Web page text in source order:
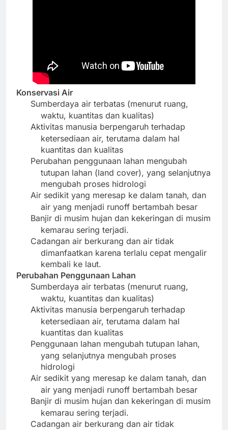
Konservasi Air
Sumberdaya air terbatas (menurut ruang,
waktu, kuantitas dan kualitas)
Aktivitas manusia berpengaruh terhadap
ketersediaan air, terutama dalam hal
kuantitas dan kualitas
Perubahan penggunaan lahan mengubah
tutupan lahan (land cover), yang selanjutnya
mengubah proses hidrologi
Air sedikit yang meresap ke dalam tanah, dan
air yang menjadi runoff bertambah besar
Banjir di musim hujan dan kekeringan di musim
kemarau sering terjadi.
Cadangan air berkurang dan air tidak
dimanfaatkan karena terlalu cepat mengalir
kembali ke laut.
Perubahan Penggunaan Lahan
Sumberdaya air terbatas (menurut ruang,
waktu, kuantitas dan kualitas)
Aktivitas manusia berpengaruh terhadap
ketersediaan air, terutama dalam hal
kuantitas dan kualitas
Penggunaan lahan mengubah tutupan lahan,
yang selanjutnya mengubah proses
hidrologi
Air sedikit yang meresap ke dalam tanah, dan
air yang menjadi runoff bertambah besar
Banjir di musim hujan dan kekeringan di musim
kemarau sering terjadi.
Cadangan air berkurang dan air tidak